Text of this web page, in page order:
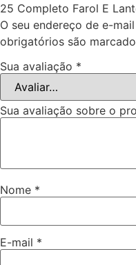
25 Completo Farol E
O seu endereço de e-
obrigatórios são
Sua avaliação *
Sua avaliação sobre o
Nome *
E-mail *